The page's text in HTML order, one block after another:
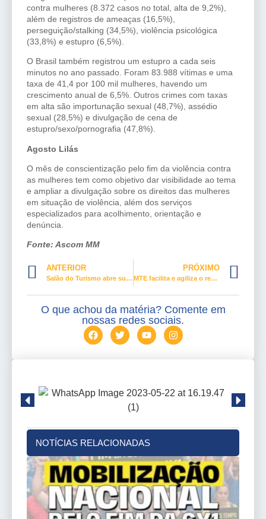
contra mulheres (8.372 casos no total, alta de 9,2%),
além de registros de ameaças (16,5%),
perseguição/stalking (34,5%), violência psicológica
(33,8%) e estupro (6,5%).
O Brasil também registrou um estupro a cada seis
minutos no ano passado. Foram 83.988 vítimas e uma
taxa de 41,4 por 100 mil mulheres, havendo um
crescimento anual de 6,5%. Outros crimes com taxas
em alta são importunação sexual (48,7%), assédio
sexual (28,5%) e divulgação de cena de
estupro/sexo/pornografia (47,8%).
Agosto Lilás
O mês de conscientização pelo fim da violência contra
as mulheres tem como objetivo dar visibilidade ao tema
e ampliar a divulgação sobre os direitos das mulheres
em situação de violência, além dos serviços
especializados para acolhimento, orientação e
denúncia.
Fonte: Ascom MM
ANTERIOR
Salão do Turismo abre suas portas para receber visitantes de todo o Brasil
PRÓXIMO
MTE facilita e agiliza o registro sindical
O que achou da matéria? Comente em
nossas redes sociais.
NOTÍCIAS RELACIONADAS